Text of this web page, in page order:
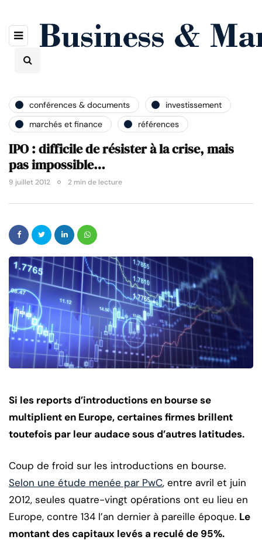
conférences & documents
investissement
marchés et finance
références
IPO : difficile de résister à la crise, mais
pas impossible…
9 juillet 2012 2 min de lecture
Si les reports d’introductions en bourse se
multiplient en Europe, certaines firmes brillent
toutefois par leur audace sous d’autres latitudes.
Coup de froid sur les introductions en bourse.
Selon une étude menée par PwC, entre avril et juin
2012, seules quatre-vingt opérations ont eu lieu en
Europe, contre 134 l’an dernier à pareille époque. Le
montant des capitaux levés a reculé de 95%.